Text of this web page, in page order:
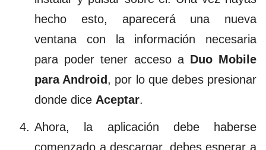
hecho esto, aparecerá una nueva
ventana con la información necesaria
para poder tener acceso a Duo Mobile
para Android , por lo que debes presionar
donde dice Aceptar.
Ahora, la aplicación debe haberse
comenzado a descargar, debes esperar a